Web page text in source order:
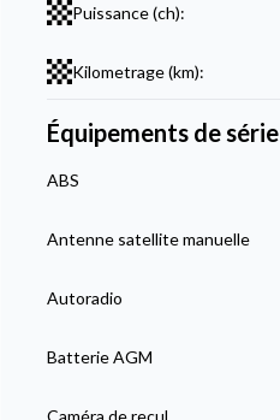
Puissance (ch):
Kilometrage (km):
Équipements de série
ABS
Antenne satellite manuelle
Autoradio
Batterie AGM
Caméra de recul